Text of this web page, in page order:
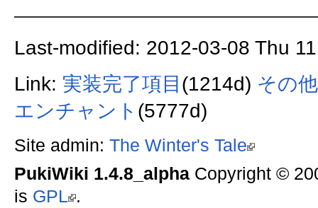
Last-modified: 2012-03-08 Thu
Link: 実装完了項目 (1214d) その
エンチャント (5777d)
Site admin: The Winter's Tale
PukiWiki 1.4.8_alphaCopyright ©
is GPL .